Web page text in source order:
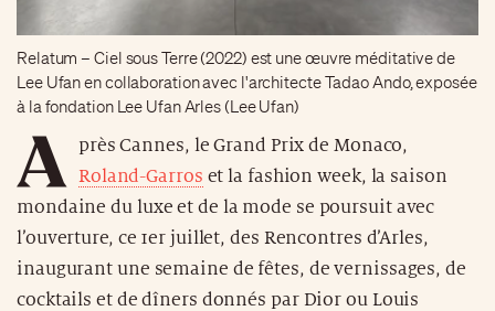
Relatum – ‍Ciel sous Terre (2022) est une œuvre méditative de
Lee Ufan en collaboration avec l'architecte Tadao Ando, exposée
à la fondation Lee Ufan Arles (Lee Ufan)
A
près Cannes, le Grand Prix de Monaco,
Roland-Garros et la fashion week, la saison
mondaine du luxe et de la mode se poursuit avec
l’ouverture, ce 1er juillet, des Rencontres d’Arles,
inaugurant une semaine de fêtes, de vernissages, de
cocktails et de dîners donnés par Dior ou Louis